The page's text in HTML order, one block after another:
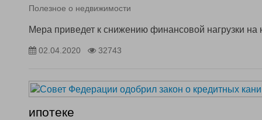
Полезное о недвижимости
Мера приведет к снижению финансовой нагрузки на
02.04.2020 32743
ипотеке